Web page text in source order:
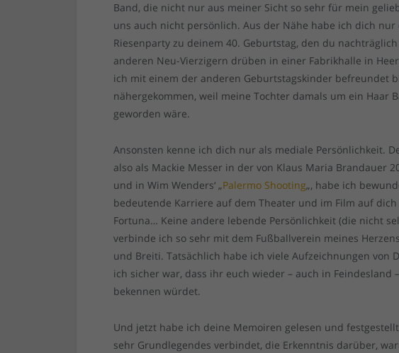
Band, die nicht nur aus meiner Sicht so sehr für mein
uns auch nicht persönlich. Aus der Nähe habe ich dich nur
Riesenparty zu deinem 40. Geburtstag, den du
anderen Neu-Vierzigern drüben in einer Fabrikhalle in
ich mit einem der anderen Geburtstagskinder befreundet
nähergekommen, weil meine Tochter damals um ein Haar
geworden wäre.
Ansonsten kenne ich dich nur als mediale Persönlichkeit.
also als Mackie Messer in der von Klaus Maria Brandauer
und in Wim Wenders‘ „Palermo Shooting„, habe ich
bedeutende Karriere auf dem Theater und im Film auf
Fortuna… Keine andere lebende Persönlichkeit (die nicht
verbinde ich so sehr mit dem Fußballverein meines
und Breiti. Tatsächlich habe ich viele Aufzeichnungen von
ich sicher war, dass ihr euch wieder – auch in Feindesland
bekennen würdet.
Und jetzt habe ich deine Memoiren gelesen und
sehr Grundlegendes verbindet, die Erkenntnis darüber,